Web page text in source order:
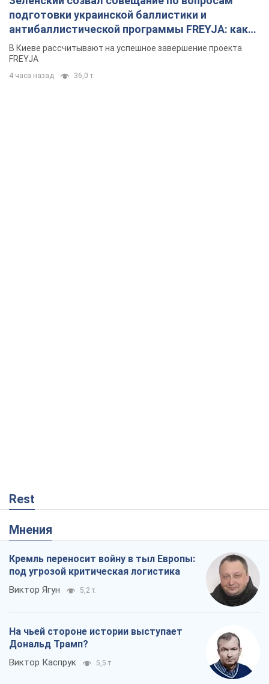
подготовки украинской баллистики и
антибаллистической программы FREYJA: какие
решения готовятся
В Киеве рассчитывают на успешное завершение проекта
FREYJA
4 часа назад 36,0 т.
Rest
Мнения
Кремль переносит войну в тыл Европы:
под угрозой критическая логистика
Виктор Ягун 5,2 т.
На чьей стороне истории выступает
Дональд Трамп?
Виктор Каспрук 5,5 т.